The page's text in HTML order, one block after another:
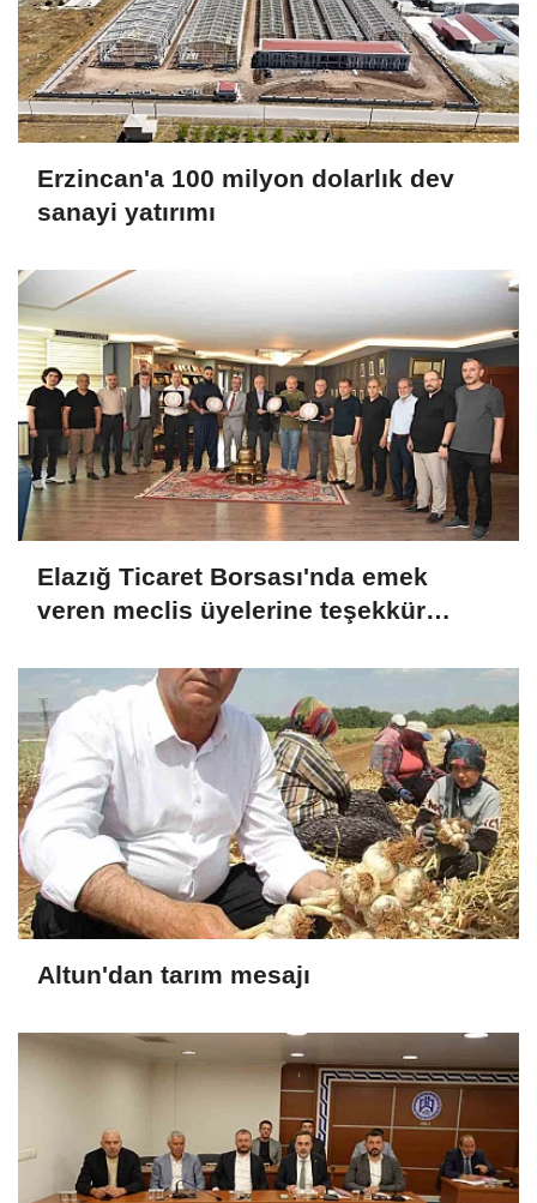
Erzincan'a 100 milyon dolarlık dev
sanayi yatırımı
Elazığ Ticaret Borsası'nda emek
veren meclis üyelerine teşekkür
Altun'dan tarım mesajı